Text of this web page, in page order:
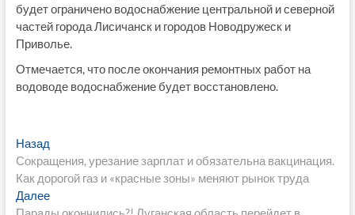
будет ограничено водоснабжение центральной и северной
частей города Лисичанск и городов Новодружеск и
Приволье.
Отмечается, что после окончания ремонтных работ на
водоводе водоснабжение будет восстановлено.
Навигация
по
записям
НазадПредыдущая
запись:
Сокращения, урезание зарплат и обязательна вакцинация.
Как дорогой газ и «красные зоны» меняют рынок труда
ДалееСледующая
запись: